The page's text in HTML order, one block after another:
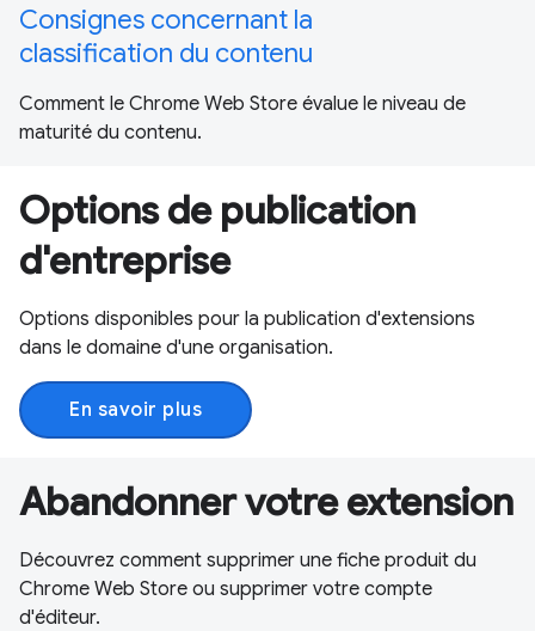
Consignes concernant la
classification du contenu
Comment le Chrome Web Store évalue le niveau de
maturité du contenu.
Options de publication
d'entreprise
Options disponibles pour la publication d'extensions
dans le domaine d'une organisation.
En savoir plus
Abandonner votre extension
Découvrez comment supprimer une fiche produit du
Chrome Web Store ou supprimer votre compte
d'éditeur.